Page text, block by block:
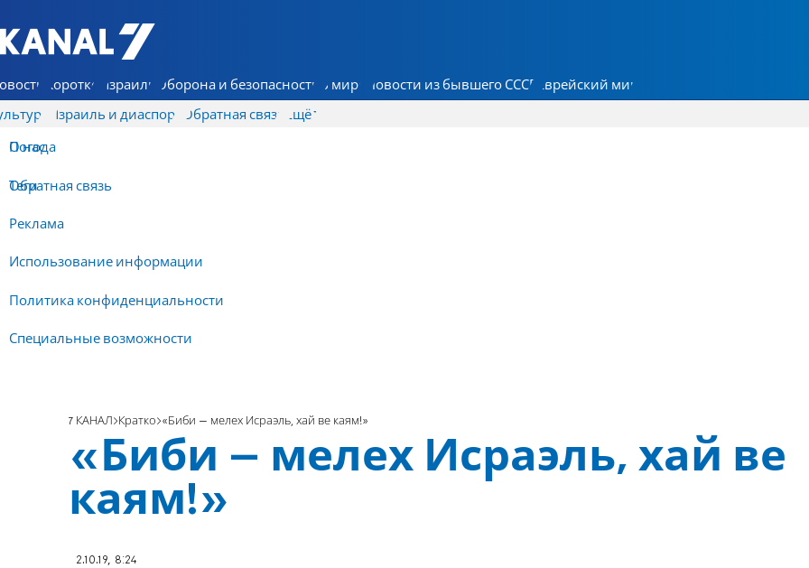
7 КАНАЛ - Аруц Шева
Коротко Израиль Оборона и безопасность В мире Новости из бывшего СССР Еврейский мир
Израиль и диаспора Обратная связь
О нас
Обратная связь
Реклама
Использование информации
Политика конфиденциальности
Специальные возможности
Ещё
Погода
Теги
7 КАНАЛ Кратко «Биби – мелех Исраэль, хай ве каям!»
«Биби – мелех Исраэль, хай ве
каям!»
2.10.19, 8:24